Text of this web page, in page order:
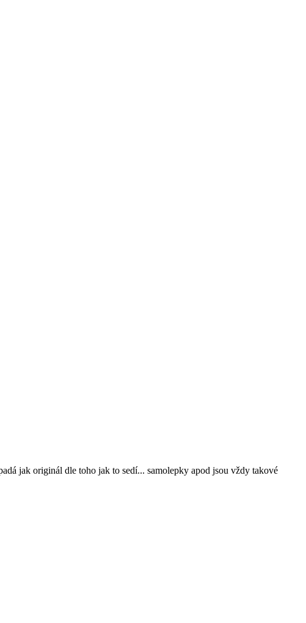
jak originál dle toho jak to sedí... samolepky apod jsou vždy takové